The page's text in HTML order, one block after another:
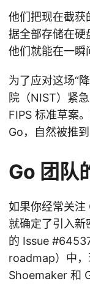
他们把现在截获
据全部存储在硬
他们就能在一瞬
为了应对这场“
院（NIST）紧
FIPS 标准草案
Go，自然被推
Go 团队
如果你经常关注
就确定了引入
的 Issue
roadmap）中
Shoemaker 和